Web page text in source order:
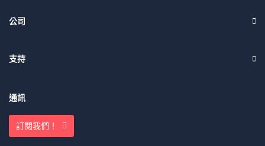
公司
支持
通訊
訂閱我們！